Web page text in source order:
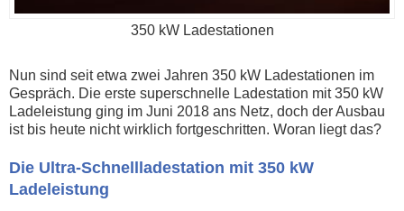
350 kW Ladestationen
Nun sind seit etwa zwei Jahren 350 kW Ladestationen im
Gespräch. Die erste superschnelle Ladestation mit 350 kW
Ladeleistung ging im Juni 2018 ans Netz, doch der Ausbau
ist bis heute nicht wirklich fortgeschritten. Woran liegt das?
Die Ultra-Schnellladestation mit 350 kW
Ladeleistung